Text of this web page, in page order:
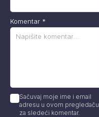
Komentar *
Sačuvaj moje ime i email
adresu u ovom pregledaču
za sledeći komentar.